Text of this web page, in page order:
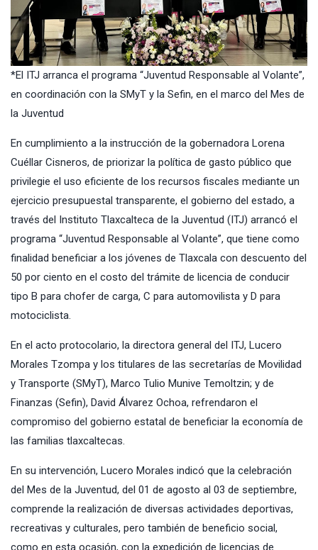
*El ITJ arranca el programa “Juventud Responsable al Volante”,
en coordinación con la SMyT y la Sefin, en el marco del Mes de
la Juventud
En cumplimiento a la instrucción de la gobernadora Lorena
Cuéllar Cisneros, de priorizar la política de gasto público que
privilegie el uso eficiente de los recursos fiscales mediante un
ejercicio presupuestal transparente, el gobierno del estado, a
través del Instituto Tlaxcalteca de la Juventud (ITJ) arrancó el
programa “Juventud Responsable al Volante”, que tiene como
finalidad beneficiar a los jóvenes de Tlaxcala con descuento del
50 por ciento en el costo del trámite de licencia de conducir
tipo B para chofer de carga, C para automovilista y D para
motociclista.
En el acto protocolario, la directora general del ITJ, Lucero
Morales Tzompa y los titulares de las secretarías de Movilidad
y Transporte (SMyT), Marco Tulio Munive Temoltzin; y de
Finanzas (Sefin), David Álvarez Ochoa, refrendaron el
compromiso del gobierno estatal de beneficiar la economía de
las familias tlaxcaltecas.
En su intervención, Lucero Morales indicó que la celebración
del Mes de la Juventud, del 01 de agosto al 03 de septiembre,
comprende la realización de diversas actividades deportivas,
recreativas y culturales, pero también de beneficio social,
como en esta ocasión, con la expedición de licencias de